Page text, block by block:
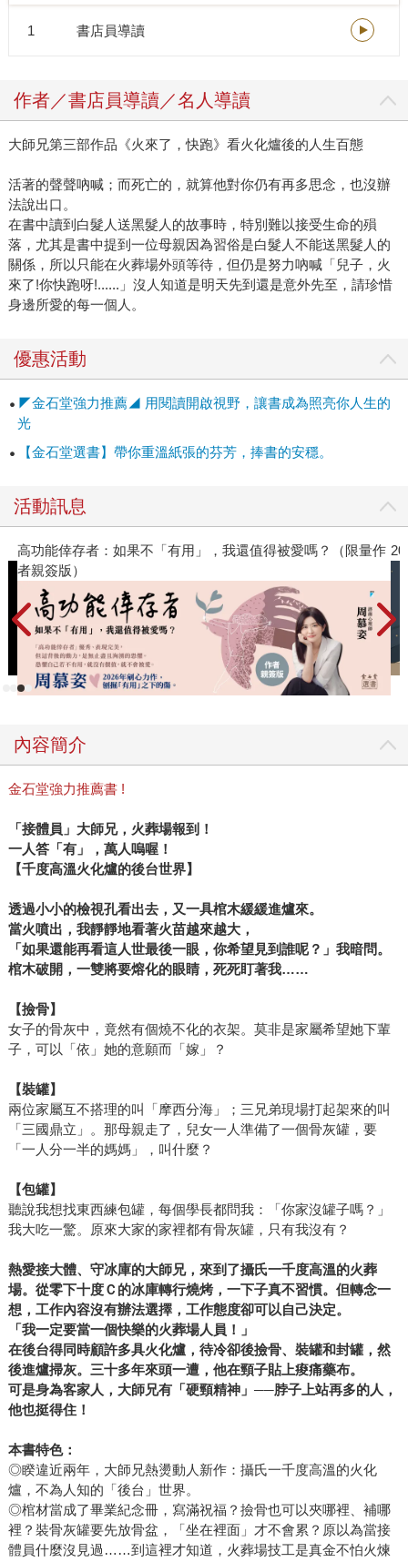
視孔，穿過它，我們一窺溫度高達攝氏一千度的「最火」世
界。 原來棺材不只是木頭做的，還有紙棺？比如，他看到一
風」、「來生再見」……儼然是老師人生的的畢業紀念冊。
還有一具好小好小的棺木，上面畫著小孩最愛的蠟筆小新，
是爸媽送的最後禮物。 大師兄曾在《你好，我是接體員》
火葬場，他發現乖乖桶可能不只是乖乖桶……他在為一位母
親的骨灰裝罐時，敬愛媽媽的兒女們帶來的容器，卻竟然是
一個花瓶，蓋子則是個碗！但那是大師兄見過最美的「骨灰
罐」了，因為是媽媽生前便指定要的、是他們媽媽的最愛
啊。並且，也是兒女的愛。 但也有令大師兄兩層下巴都掉了
的荒謬現場。撿骨時，一個兒子撿了母親的膝蓋骨，唸唸有
個孩子想要治好偏頭痛……看到這裡，令人忍不住翻著白眼
想道：這兩位媽寶直接去吃Ｘ骨力比較快好嗎！ 還有奇葩同
事們教給他，由火化控爐而來的智慧領悟：無論生前富貴貧
困，美醜優劣，每一個人進入了這裡，再出去時都是一樣
將恩人裝進罐子裡，也把討厭的人裝進了罐子裡。人生，哪
溫的火葬場，不變的是大師兄的怕熱，還有他那總是能「拐
個彎」的黑色幽默。 或許就像大師兄說的，來到殯儀館的大
德，譜出了自己人生的最終章，但是對於他們這行的人來
說，那可能只是一週或一天的其中一章。無論是冰品或燒
烤，他都盡其所能地去做好，然後，就是隨緣了。 哥不只是
肥宅，還是個既頹廢又充實的肥宅！
1 書店員導讀
作者／書店員導讀／名人導讀
大師兄第三部作品《火來了，快跑》看火化爐後的人生百態
活著的聲聲吶喊；而死亡的，就算他對你仍有再多思念，也沒辦
法說出口。
在書中讀到白髮人送黑髮人的故事時，特別難以接受生命的殞
落，尤其是書中提到一位母親因為習俗是白髮人不能送黑髮人的
關係，所以只能在火葬場外頭等待，但仍是努力吶喊「兒子，火
來了!你快跑呀!......」沒人知道是明天先到還是意外先至，請珍惜
身邊所愛的每一個人。
優惠活動
◤金石堂強力推薦◢ 用閱讀開啟視野，讓書成為照亮你人生的
光
【金石堂選書】帶你重溫紙張的芬芳，捧書的安穩。
活動訊息
者：如果不「有用」，我還值得被愛嗎？（限量作 2026年8月金
內容簡介
金石堂強力推薦書 !
「接體員」大師兄，火葬場報到！
一人答「有」，萬人嗚喔！
【千度高溫火化爐的後台世界】
透過小小的檢視孔看出去，又一具棺木緩緩進爐來。
當火噴出，我靜靜地看著火苗越來越大，
「如果還能再看這人世最後一眼，你希望見到誰呢？」我暗問。
棺木破開，一雙將要熔化的眼睛，死死盯著我……
【撿骨】
女子的骨灰中，竟然有個燒不化的衣架。莫非是家屬希望她下輩
子，可以「依」她的意願而「嫁」？
【裝罐】
兩位家屬互不搭理的叫「摩西分海」；三兄弟現場打起架來的叫
「三國鼎立」。那母親走了，兒女一人準備了一個骨灰罐，要
「一人分一半的媽媽」，叫什麼？
【包罐】
聽說我想找東西練包罐，每個學長都問我：「你家沒罐子嗎？」
我大吃一驚。原來大家的家裡都有骨灰罐，只有我沒有？
熱愛接大體、守冰庫的大師兄，來到了攝氏一千度高溫的火葬
場。從零下十度Ｃ的冰庫轉行燒烤，一下子真不習慣。但轉念一
想，工作內容沒有辦法選擇，工作態度卻可以自己決定。
「我一定要當一個快樂的火葬場人員！」
在後台得同時顧許多具火化爐，待冷卻後撿骨、裝罐和封罐，然
後進爐掃灰。三十多年來頭一遭，他在頸子貼上痠痛藥布。
可是身為客家人，大師兄有「硬頸精神」──脖子上站再多的人，
他也挺得住！
本書特色：
◎睽違近兩年，大師兄熱燙動人新作：攝氏一千度高溫的火化
爐，不為人知的「後台」世界。
◎棺材當成了畢業紀念冊，寫滿祝福？撿骨也可以夾哪裡、補哪
裡？裝骨灰罐要先放骨盆，「坐在裡面」才不會累？原以為當接
體員什麼沒見過……到這裡才知道，火葬場技工是真金不怕火煉